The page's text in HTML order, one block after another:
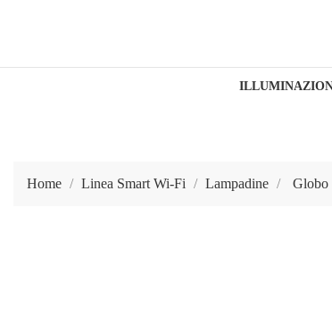
Home Linea Smart Wi-Fi Lampadine Globo